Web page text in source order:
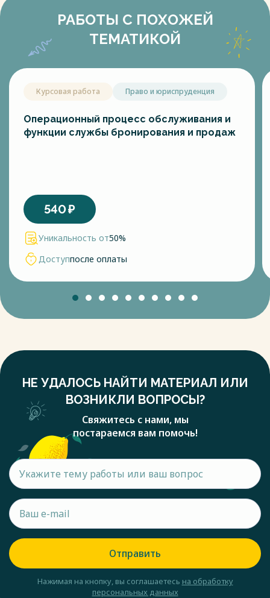
РАБОТЫ С ПОХОЖЕЙ
ТЕМАТИКОЙ
Курсовая работа Право и юриспруденция
Операционный процесс обслуживания и
функции службы бронирования и продаж
540₽
Уникальность от50%
Доступпосле оплаты
НЕ УДАЛОСЬ НАЙТИ МАТЕРИАЛ ИЛИ
ВОЗНИКЛИ ВОПРОСЫ?
Свяжитесь с нами, мы
постараемся вам помочь!
Отправить
Нажимая на кнопку, вы соглашаетесь на обработку
персональных данных